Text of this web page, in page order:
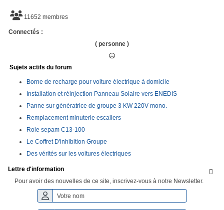
11652 membres
Connectés :
( personne )
Sujets actifs du forum
Borne de recharge pour voiture électrique à domicile
Installation et réinjection Panneau Solaire vers ENEDIS
Panne sur génératrice de groupe 3 KW 220V mono.
Remplacement minuterie escaliers
Role sepam C13-100
Le Coffret D'inhibition Groupe
Des vérités sur les voitures électriques

Lettre d'information
Pour avoir des nouvelles de ce site, inscrivez-vous à notre Newsletter.